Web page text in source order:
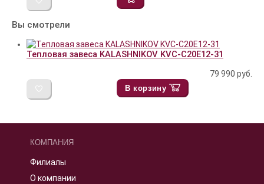
Вы смотрели
Тепловая завеса KALASHNIKOV KVС-C20E12-31
79 990 руб.
В корзину
КОМПАНИЯ
Филиалы
О компании